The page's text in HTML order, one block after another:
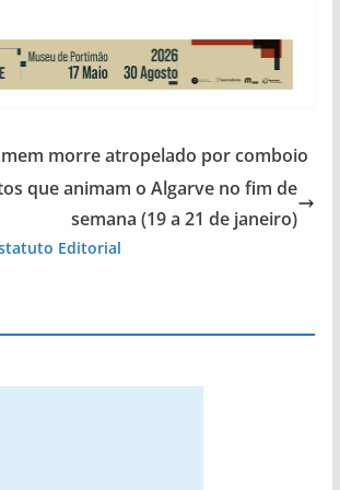
morre atropelado por comboio
que animam o Algarve no fim de
semana (19 a 21 de janeiro)
Editorial